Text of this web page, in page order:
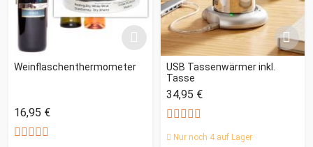
Weinflaschenthermometer
16,95 €
USB Tassenwärmer inkl.
Tasse
34,95 €
Nur noch 4 auf Lager